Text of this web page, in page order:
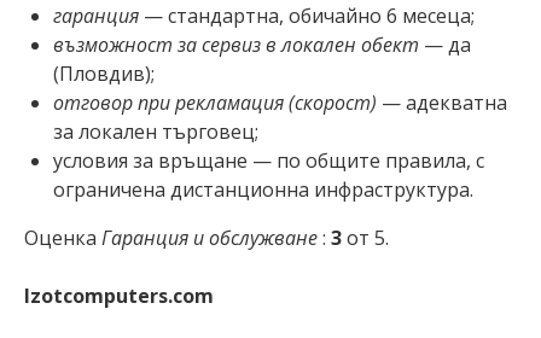
гаранция — стандартна, обичайно 6 месеца;
възможност за сервиз в локален обект — да
(Пловдив);
отговор при рекламация (скорост) — адекватна
за локален търговец;
условия за връщане — по общите правила, с
ограничена дистанционна инфраструктура.
Оценка Гаранция и обслужване: 3от 5.
Izotcomputers.com